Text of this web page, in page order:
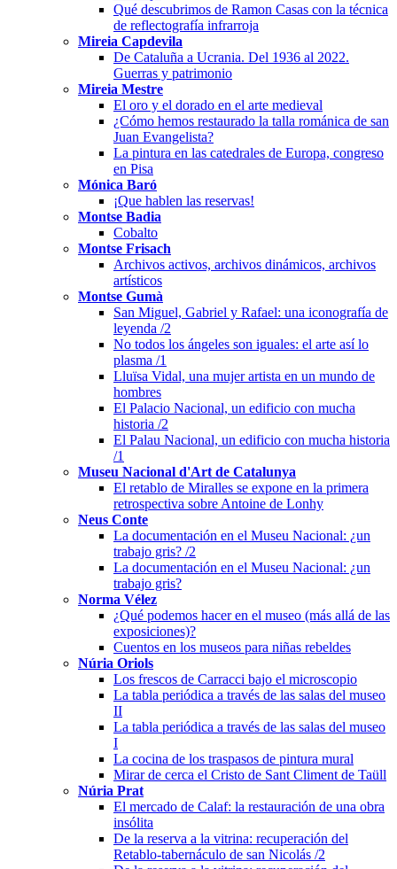
Qué descubrimos de Ramon Casas con la técnica
de reflectografía infrarroja
Mireia Capdevila
De Cataluña a Ucrania. Del 1936 al 2022.
Guerras y patrimonio
Mireia Mestre
El oro y el dorado en el arte medieval
¿Cómo hemos restaurado la talla románica de san
Juan Evangelista?
La pintura en las catedrales de Europa, congreso
en Pisa
Mónica Baró
¡Que hablen las reservas!
Montse Badia
Cobalto
Montse Frisach
Archivos activos, archivos dinámicos, archivos
artísticos
Montse Gumà
San Miguel, Gabriel y Rafael: una iconografía de
leyenda /2
No todos los ángeles son iguales: el arte así lo
plasma /1
Lluïsa Vidal, una mujer artista en un mundo de
hombres
El Palacio Nacional, un edificio con mucha
historia /2
El Palau Nacional, un edificio con mucha historia
/1
Museu Nacional d'Art de Catalunya
El retablo de Miralles se expone en la primera
retrospectiva sobre Antoine de Lonhy
Neus Conte
La documentación en el Museu Nacional: ¿un
trabajo gris? /2
La documentación en el Museu Nacional: ¿un
trabajo gris?
Norma Vélez
¿Qué podemos hacer en el museo (más allá de las
exposiciones)?
Cuentos en los museos para niñas rebeldes
Núria Oriols
Los frescos de Carracci bajo el microscopio
La tabla periódica a través de las salas del museo
II
La tabla periódica a través de las salas del museo
I
La cocina de los traspasos de pintura mural
Mirar de cerca el Cristo de Sant Climent de Taüll
Núria Prat
El mercado de Calaf: la restauración de una obra
insólita
De la reserva a la vitrina: recuperación del
Retablo-tabernáculo de san Nicolás /2